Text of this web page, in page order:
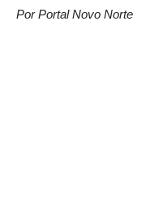
Por Portal Novo Norte